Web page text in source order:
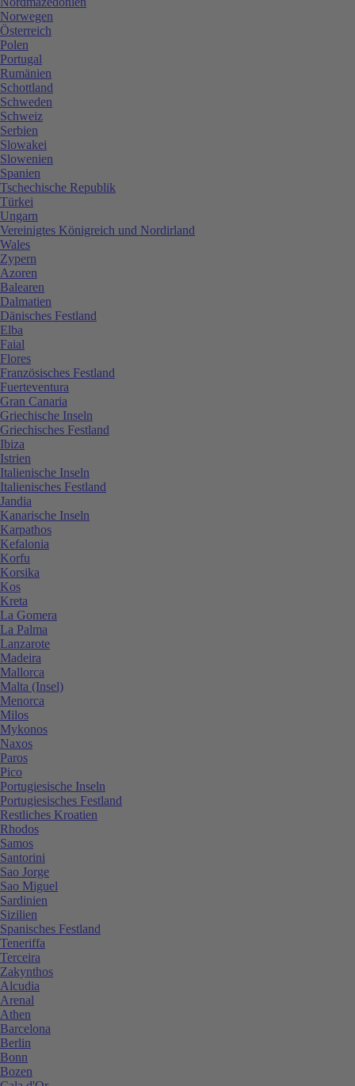
Norwegen
Österreich
Polen
Portugal
Rumänien
Schottland
Schweden
Schweiz
Serbien
Slowakei
Slowenien
Spanien
Tschechische Republik
Türkei
Ungarn
Vereinigtes Königreich und Nordirland
Wales
Zypern
Azoren
Balearen
Dalmatien
Dänisches Festland
Elba
Faial
Flores
Französisches Festland
Fuerteventura
Gran Canaria
Griechische Inseln
Griechisches Festland
Ibiza
Istrien
Italienische Inseln
Italienisches Festland
Jandia
Kanarische Inseln
Karpathos
Kefalonia
Korfu
Korsika
Kos
Kreta
La Gomera
La Palma
Lanzarote
Madeira
Mallorca
Malta (Insel)
Menorca
Milos
Mykonos
Naxos
Paros
Pico
Portugiesische Inseln
Portugiesisches Festland
Restliches Kroatien
Rhodos
Samos
Santorini
Sao Jorge
Sao Miguel
Sardinien
Sizilien
Spanisches Festland
Teneriffa
Terceira
Zakynthos
Alcudia
Arenal
Athen
Barcelona
Berlin
Bonn
Bozen